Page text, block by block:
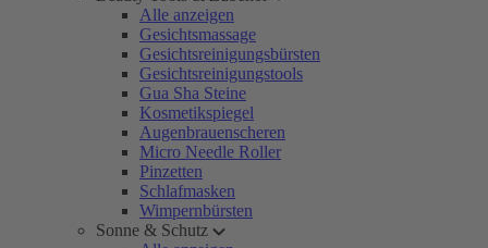
Alle anzeigen
Gesichtsmassage
Gesichtsreinigungsbürsten
Gesichtsreinigungstools
Gua Sha Steine
Kosmetikspiegel
Augenbrauenscheren
Micro Needle Roller
Pinzetten
Schlafmasken
Wimpernbürsten
Sonne & Schutz